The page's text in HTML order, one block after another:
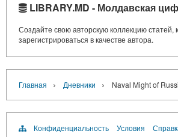
LIBRARY.MD - Молдавская
Создайте свою авторскую коллекцию
зарегистрироваться в качестве автора.
Главная › Дневники › Naval Might of
Конфиденциальность Условия